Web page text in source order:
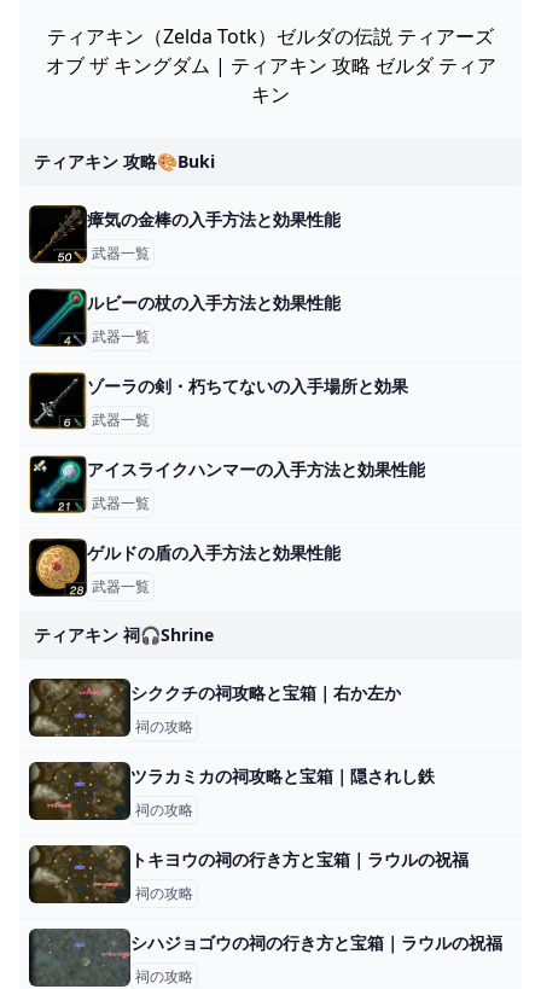
ティアキン（Zelda Totk）ゼルダの伝説 ティアーズ
オブ ザ キングダム | ティアキン 攻略 ゼルダ ティア
キン
ティアキン 攻略🎨buki
瘴気の金棒の入手方法と効果性能
武器一覧
ルビーの杖の入手方法と効果性能
武器一覧
ゾーラの剣・朽ちてないの入手場所と効果
武器一覧
アイスライクハンマーの入手方法と効果性能
武器一覧
ゲルドの盾の入手方法と効果性能
武器一覧
ティアキン 祠🎧shrine
シククチの祠攻略と宝箱｜右か左か
祠の攻略
ツラカミカの祠攻略と宝箱｜隠されし鉄
祠の攻略
トキヨウの祠の行き方と宝箱｜ラウルの祝福
祠の攻略
シハジョゴウの祠の行き方と宝箱｜ラウルの祝福
祠の攻略